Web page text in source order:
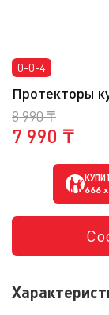
0-0-4
Протекторы
8 990 ₸
7 990 ₸
666